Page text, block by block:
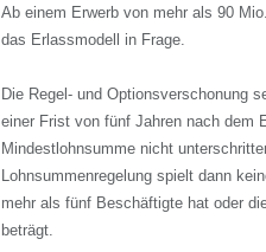
Ab einem Erwerb von mehr als 90
das Erlassmodell in Frage.
Die Regel- und Optionsverschonung
einer Frist von fünf Jahren nach dem
Mindestlohnsumme nicht
Lohnsummenregelung spielt dann
mehr als fünf Beschäftigte hat oder
beträgt.